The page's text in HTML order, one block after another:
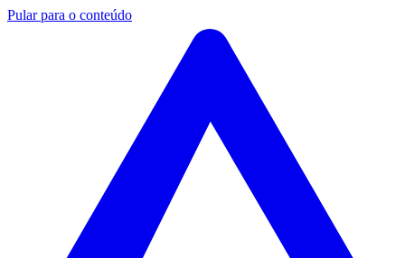
Pular para o conteúdo